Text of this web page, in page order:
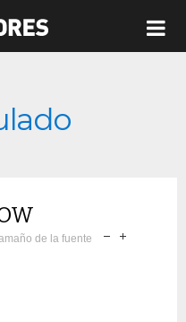
de la fuente